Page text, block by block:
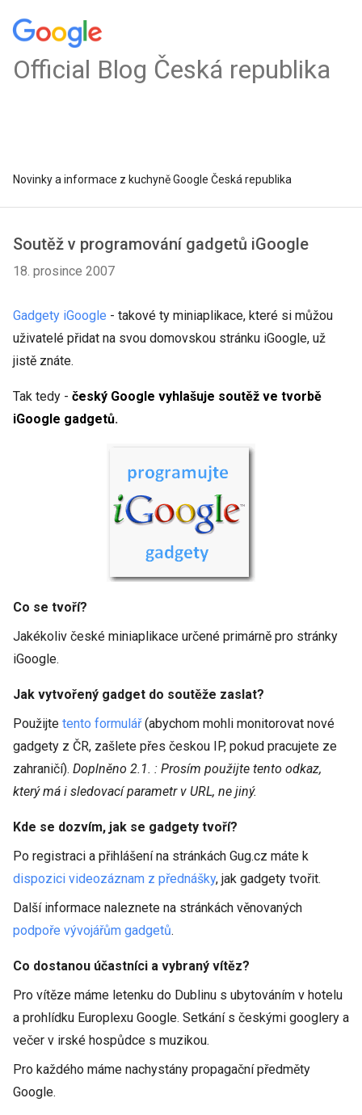
Official Blog Česká republika
Novinky a informace z kuchyně Google Česká republika
Soutěž v programování gadgetů iGoogle
18. prosince 2007
Gadgety iGoogle - takové ty miniaplikace, které si můžou
uživatelé přidat na svou domovskou stránku iGoogle, už
jistě znáte.
Tak tedy - český Google vyhlašuje soutěž ve tvorbě
iGoogle gadgetů.
Co se tvoří?
Jakékoliv české miniaplikace určené primárně pro stránky
iGoogle.
Jak vytvořený gadget do soutěže zaslat?
Použijte tento formulář(abychom mohli monitorovat nové
gadgety z ČR, zašlete přes českou IP, pokud pracujete ze
zahraničí). Doplněno 2.1. : Prosím použijte tento odkaz,
který má i sledovací parametr v URL, ne jiný.
Kde se dozvím, jak se gadgety tvoří?
Po registraci a přihlášení na stránkách Gug.cz máte k
dispozici videozáznam z přednášky, jak gadgety tvořit.
Další informace naleznete na stránkách věnovaných
podpoře vývojářům gadgetů.
Co dostanou účastníci a vybraný vítěz?
Pro vítěze máme letenku do Dublinu s ubytováním v hotelu
a prohlídku Europlexu Google. Setkání s českými googlery a
večer v irské hospůdce s muzikou.
Pro každého máme nachystány propagační předměty
Google.